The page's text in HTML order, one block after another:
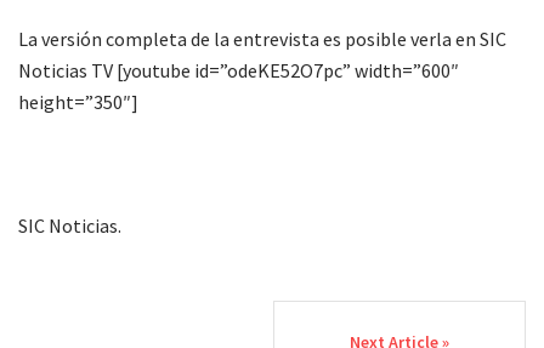
La versión completa de la entrevista es posible verla en SIC
Noticias TV [youtube id=”odeKE52O7pc” width=”600″
height=”350″]
SIC Noticias.